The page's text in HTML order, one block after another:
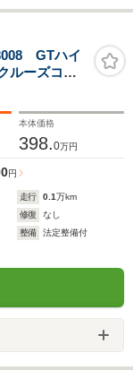
GTハイ
ルーズコン
クカメ
インハイブ
本体価格
398.0万円
円
走行 0.1万km
修復
なし
整備
法定整備付